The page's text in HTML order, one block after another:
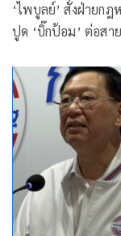
‘ไพบูลย์’ สั่งฝ่ายก
ปูด ‘บิ๊กป้อม’ ต่อสา